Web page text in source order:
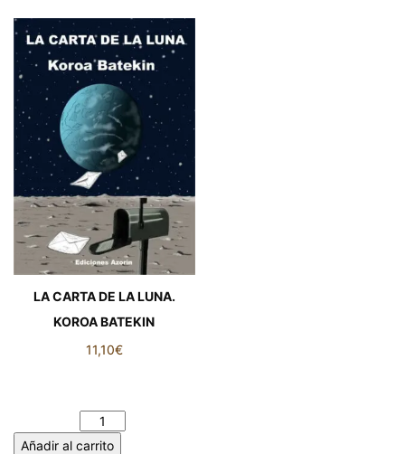
LA CARTA DE LA LUNA.
KOROA BATEKIN
11,10€
Añadir al carrito